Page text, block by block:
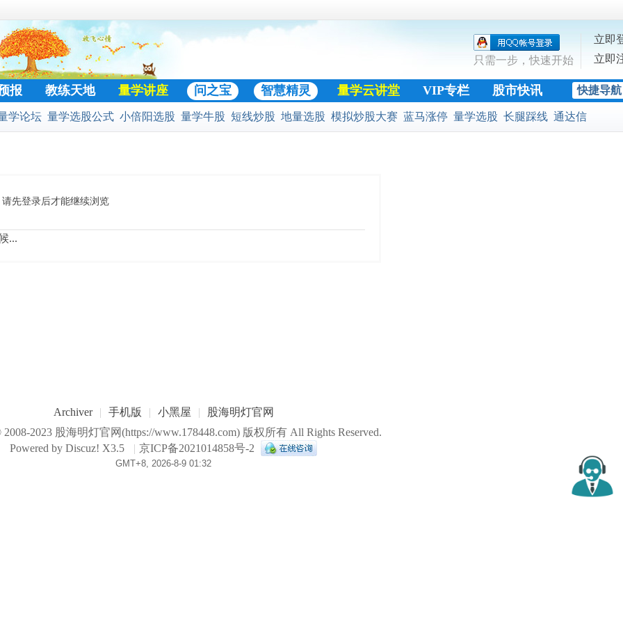
立即
立即
只需一步，快速开始
快捷导航
报 教练天地 量学讲座 问之宝 智慧精灵 量学云讲堂 VIP专栏
股市快讯
股票公式
好贴
学论坛 量学选股公式 小倍阳选股 量学牛股 短线炒股 地量选股 模拟炒股大赛 蓝马涨停 量学选股 长腿踩线 通达信
请先登录后才能继续浏览
...
Archiver | 手机版 | 小黑屋 |
股海明灯官网
2023 股海明灯官网(https://www.178448.com) 版权所有 All Rights Reserved.
Powered by Discuz! X3.5 | 京ICP备2021014858号-2
GMT+8, 2026-8-9 01:32